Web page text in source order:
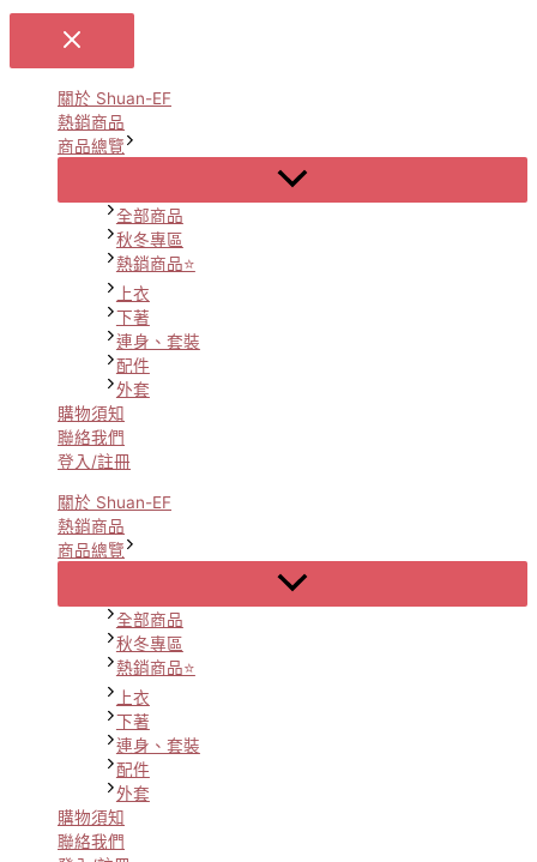
關於 Shuan-EF
熱銷商品
商品總覽
Menu
Toggle
全部商品
秋冬專區
熱銷商品⭐
上衣
下著
連身、套裝
配件
外套
購物須知
聯絡我們
登入/註冊
關於 Shuan-EF
熱銷商品
商品總覽
Menu
Toggle
全部商品
秋冬專區
熱銷商品⭐
上衣
下著
連身、套裝
配件
外套
購物須知
聯絡我們